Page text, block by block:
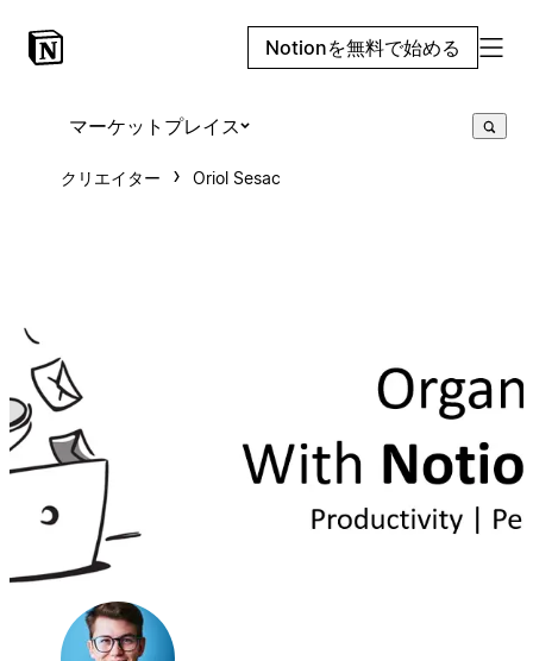
Notionを無料で始める
マーケットプレイス
クリエイター Oriol Sesac